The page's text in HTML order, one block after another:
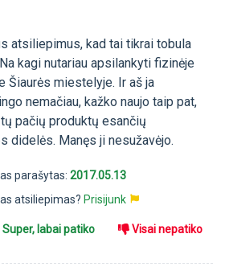
atsiliepimus, kad tai tikrai tobula
kagi nutariau apsilankyti fizinėje
Šiaurės miestelyje. Ir aš ja
nemačiau, kažko naujo taip pat,
pačių produktų esančių
didelės. Manęs ji nesužavėjo.
parašytas: 2017.05.13
atsiliepimas? Prisijunk
Super, labai patiko Visai nepatiko